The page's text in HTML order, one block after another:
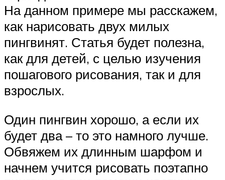
На данном примере мы расскажем,
как нарисовать двух милых
пингвинят. Статья будет полезна,
как для детей, с целью изучения
пошагового рисования, так и для
взрослых.
Один пингвин хорошо, а если их
будет два – то это намного лучше.
Обвяжем их длинным шарфом и
начнем учится рисовать поэтапно